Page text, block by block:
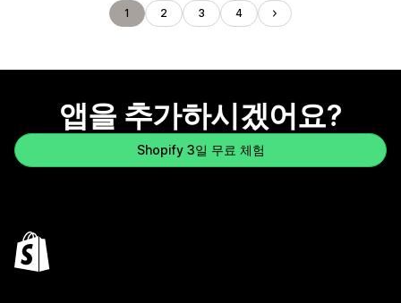
1 2 3 4
앱을 추가하시겠어요?
Shopify 3일 무료 체험